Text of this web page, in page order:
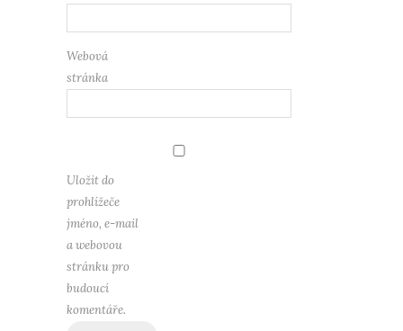
Webová
stránka
Uložit do
prohlížeče
jméno, e-mail
a webovou
stránku pro
budoucí
komentáře.